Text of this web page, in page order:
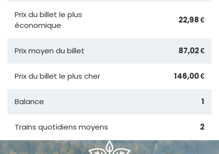
Prix du billet le plus
économique
22,98 €
Prix moyen du billet 87,02 €
Prix du billet le plus cher 146,00 €
Balance 1
Trains quotidiens moyens 2